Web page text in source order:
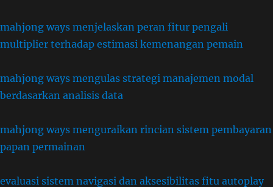
mahjong ways menjelaskan peran fitur pengali
multiplier terhadap estimasi kemenangan pemain
mahjong ways mengulas strategi manajemen modal
berdasarkan analisis data
mahjong ways menguraikan rincian sistem pembayaran
papan permainan
evaluasi sistem navigasi dan aksesibilitas fitu autoplay